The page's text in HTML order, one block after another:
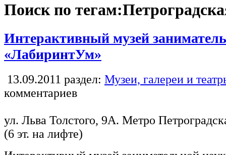
Поиск по
Интерактивный музей
«ЛабиринтУм»
13.09.2011 раздел: Музеи, галереи и
комментариев
ул. Льва Толстого, 9А. Метро
(6 эт. на лифте)